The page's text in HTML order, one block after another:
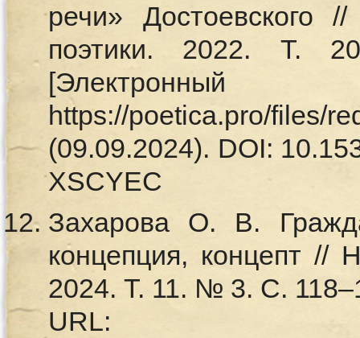
речи» Достоевского
поэтики. 2022.
https://poetica.pro/files/
(09.09.2024). DOI:
XSCYEC
Захарова О. В.
концепция, концепт //
2024. Т. 11. № 3. С.
URL: